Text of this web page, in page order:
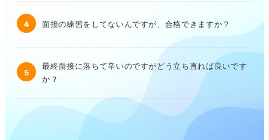
4 面接の練習をしてないんですが、合格できますか？
5
最終面接に落ちて辛いのですがどう立ち直れば良いです
か？